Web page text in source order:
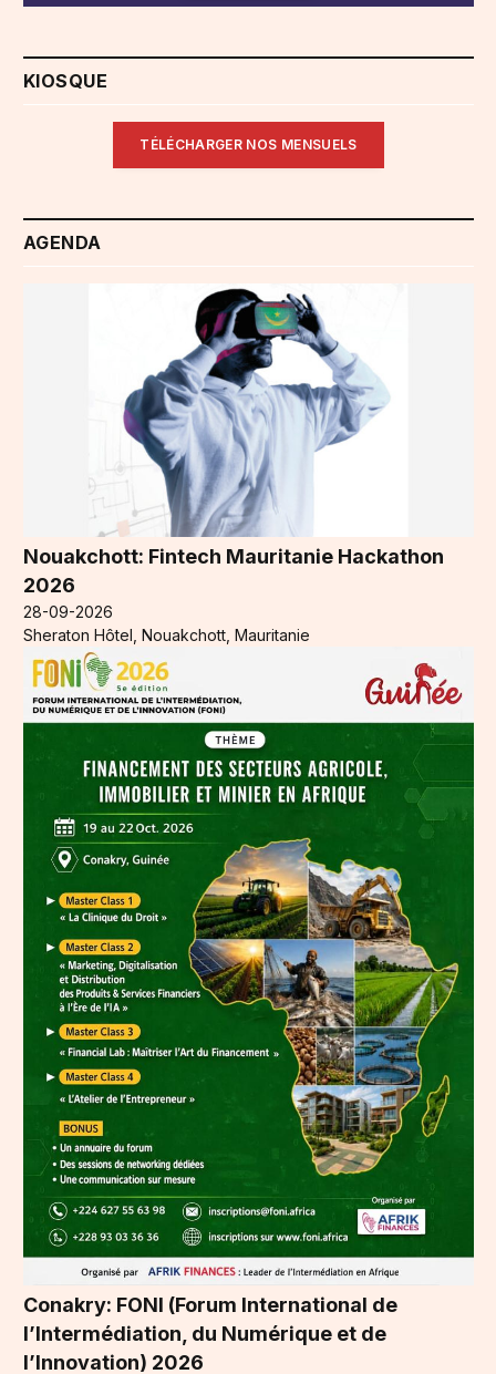
KIOSQUE
TÉLÉCHARGER NOS MENSUELS
AGENDA
Nouakchott: Fintech Mauritanie Hackathon
2026
28-09-2026
Sheraton Hôtel, Nouakchott, Mauritanie
Conakry: FONI (Forum International de
l’Intermédiation, du Numérique et de
l’Innovation) 2026